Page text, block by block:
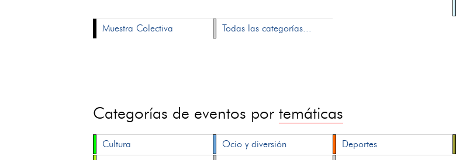
Muestra Colectiva
Todas las categorías...
Categorías de eventos portemáticas
Cultura Ocio y diversión Deportes